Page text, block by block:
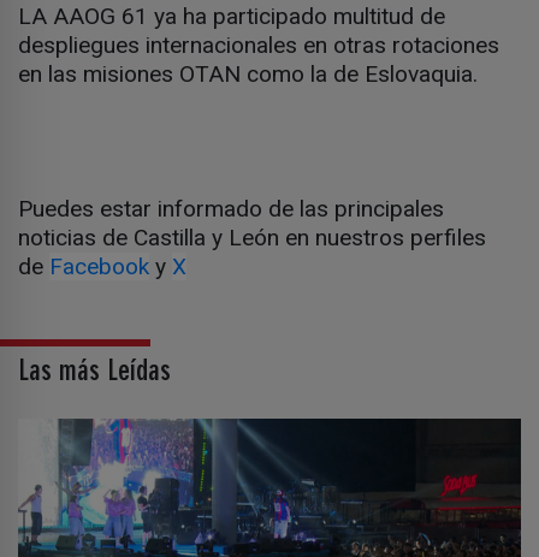
LA AAOG 61 ya ha participado multitud de
despliegues internacionales en otras rotaciones
en las misiones OTAN como la de Eslovaquia.
Puedes estar informado de las principales
noticias de Castilla y León en nuestros perfiles
de Facebook y X
Las más Leídas